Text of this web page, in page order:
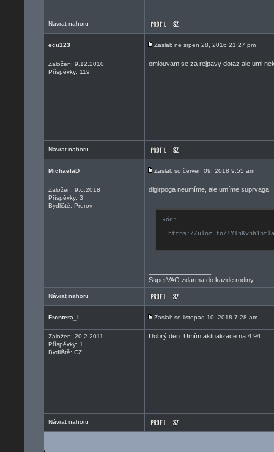
Návrat nahoru
ecu123 Zaslal: ne srpen 28, 2016 21:27 pm
Založen: 9.12.2010
Příspěvky: 119
omlouvam se za rejpavy dotaz ale umi
Návrat nahoru
MichaelaD Zaslal: so červen 09, 2018 9:55 am
Založen: 9.6.2018
Příspěvky: 3
Bydliště: Prerov
digirpoga neumíme, ale umíme suprvaga
kód:
https://uloz.to/
SuperVAG zdarma do kazde rodiny
Návrat nahoru
Frontera_i Zaslal: so listopad 10, 2018 7:28 am
Založen: 20.2.2011
Příspěvky: 1
Bydliště: CZ
Dobrý den. Umím aktualizace na 4.94
Návrat nahoru